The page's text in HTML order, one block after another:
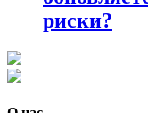
риски?